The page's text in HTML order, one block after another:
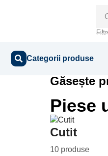
Categorii produse
Găsește
Piese
Cutit
10 produse